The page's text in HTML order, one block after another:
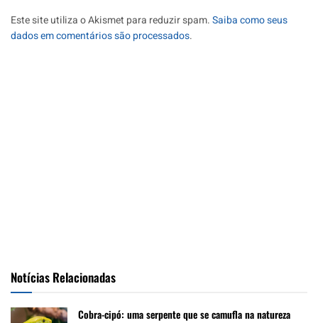
Este site utiliza o Akismet para reduzir spam.Saiba como seus
dados em comentários são processados.
Notícias Relacionadas
Cobra-cipó: uma serpente que se camufla na natureza